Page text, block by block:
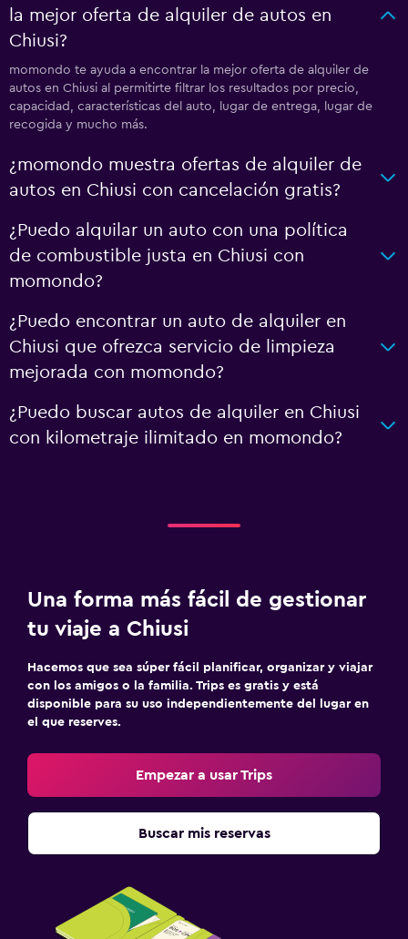
la mejor oferta de alquiler de autos en
Chiusi?
momondo te ayuda a encontrar la mejor oferta de alquiler de
autos en Chiusi al permitirte filtrar los resultados por precio,
capacidad, características del auto, lugar de entrega, lugar de
recogida y mucho más.
¿momondo muestra ofertas de alquiler de
autos en Chiusi con cancelación gratis?
¿Puedo alquilar un auto con una política
de combustible justa en Chiusi con
momondo?
¿Puedo encontrar un auto de alquiler en
Chiusi que ofrezca servicio de limpieza
mejorada con momondo?
¿Puedo buscar autos de alquiler en Chiusi
con kilometraje ilimitado en momondo?
Una forma más fácil de gestionar
tu viaje a Chiusi
Hacemos que sea súper fácil planificar, organizar y viajar
con los amigos o la familia. Trips es gratis y está
disponible para su uso independientemente del lugar en
el que reserves.
Empezar a usar Trips
Buscar mis reservas